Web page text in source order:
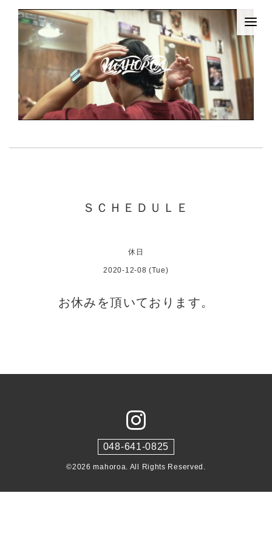
ＳＣＨＥＤＵＬＥ
休日
2020-12-08 (Tue)
お休みを頂いております。
048-641-0825
©2026mahoroa. All Rights Reserved.